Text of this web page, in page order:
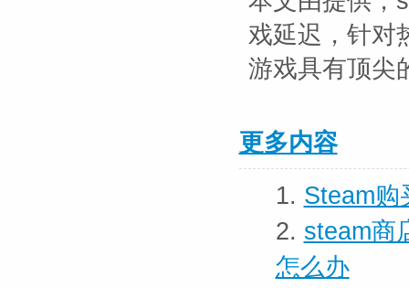
戏延迟，针对
游戏具有顶尖
更多内容
1. Steam购
2. steam商
怎么办